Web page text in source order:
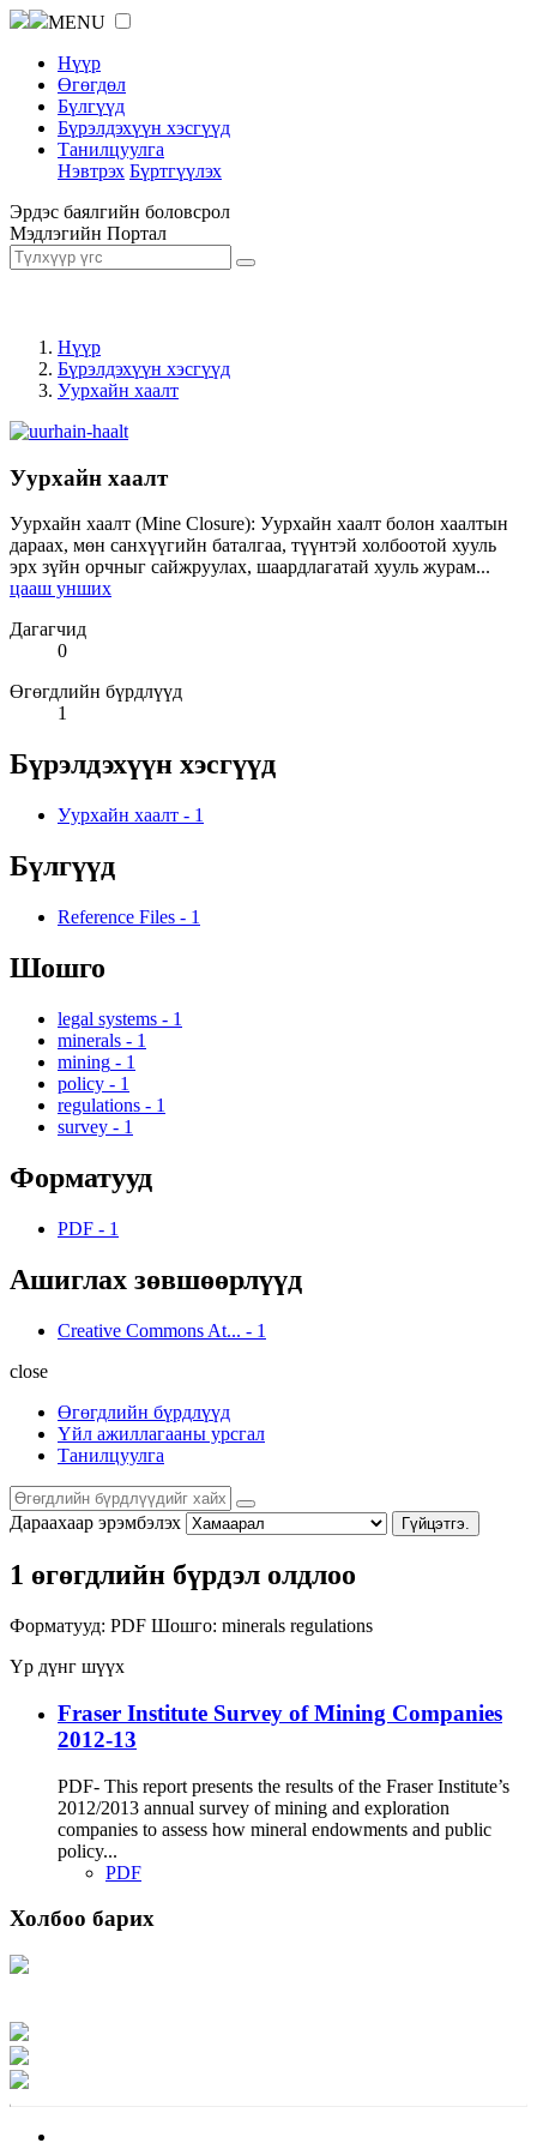
MENU
Нүүр
Өгөгдөл
Бүлгүүд
Бүрэлдэхүүн хэсгүүд
Танилцуулга
Нэвтрэх Бүртгүүлэх
Эрдэс баялгийн боловсрол
Мэдлэгийн Портал
Нүүр
Бүрэлдэхүүн хэсгүүд
Уурхайн хаалт
Уурхайн хаалт
Уурхайн хаалт (Mine Closure): Уурхайн хаалт болон хаалтын
дараах, мөн санхүүгийн баталгаа, түүнтэй холбоотой хууль
эрх зүйн орчныг сайжруулах, шаардлагатай хууль журам...
цааш унших
Дагагчид
0
Өгөгдлийн бүрдлүүд
1
Бүрэлдэхүүн хэсгүүд
Уурхайн хаалт - 1
Бүлгүүд
Reference Files - 1
Шошго
legal systems - 1
minerals - 1
mining - 1
policy - 1
regulations - 1
survey - 1
Форматууд
PDF - 1
Ашиглах зөвшөөрлүүд
Creative Commons At... - 1
close
Өгөгдлийн бүрдлүүд
Үйл ажиллагааны урсгал
Танилцуулга
Дараахаар эрэмбэлэх Гүйцэтгэ.
1 өгөгдлийн бүрдэл олдлоо
Форматууд: PDF Шошго: minerals regulations
Үр дүнг шүүх
Fraser Institute Survey of Mining Companies
2012-13
PDF- This report presents the results of the Fraser Institute’s
2012/2013 annual survey of mining and exploration
companies to assess how mineral endowments and public
policy...
PDF
Холбоо барих